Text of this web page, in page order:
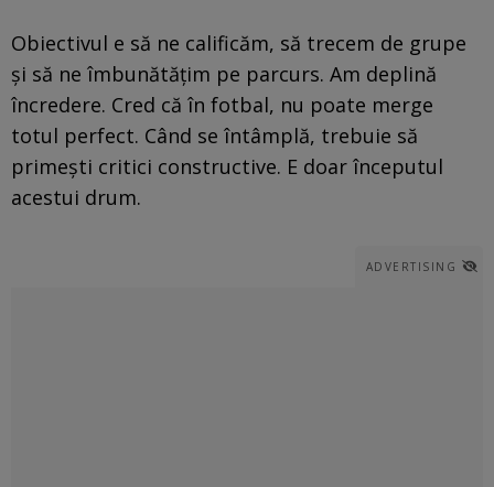
Obiectivul e să ne calificăm, să trecem de grupe
şi să ne îmbunătăţim pe parcurs. Am deplină
încredere. Cred că în fotbal, nu poate merge
totul perfect. Când se întâmplă, trebuie să
primeşti critici constructive. E doar începutul
acestui drum.
ADVERTISING